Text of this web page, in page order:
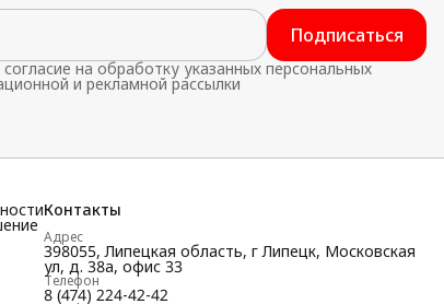
Подписаться
на обработку указанных персональных
и рекламной рассылки
Контакты
Адрес
398055, Липецкая область, г Липецк, Московская
ул, д. 38а, офис 33
Телефон
8 (474) 224-42-42